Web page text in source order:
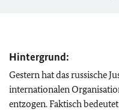
Hintergrund:
Gestern hat das russische
internationalen
entzogen. Faktisch